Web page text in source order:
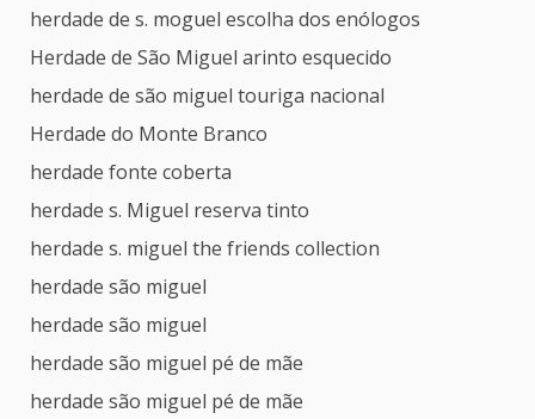
herdade de s. moguel escolha dos enólogos
Herdade de São Miguel arinto esquecido
herdade de são miguel touriga nacional
Herdade do Monte Branco
herdade fonte coberta
herdade s. Miguel reserva tinto
herdade s. miguel the friends collection
herdade são miguel
herdade são miguel
herdade são miguel pé de mãe
herdade são miguel pé de mãe